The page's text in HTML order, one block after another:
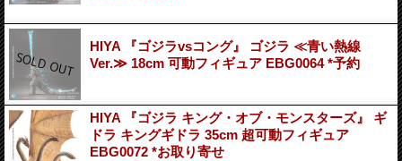
HIYA 『ゴジラvsコング』 ゴジラ ≪青い熱線
Ver.≫ 18cm 可動フィギュア EBG0064 *予約
HIYA 『ゴジラ キング・オブ・モンスターズ』 ギ
ドラ キングギドラ 35cm 超可動フィギュア
EBG0072 *お取り寄せ